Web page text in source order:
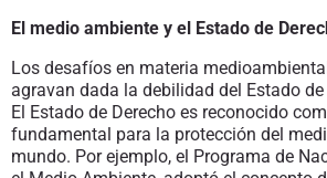
El medio ambiente y el Estado de
Los desafíos en materia
agravan dada la debilidad del Estado de
El Estado de Derecho es reconocido
fundamental para la protección del
mundo. Por ejemplo, el Programa de